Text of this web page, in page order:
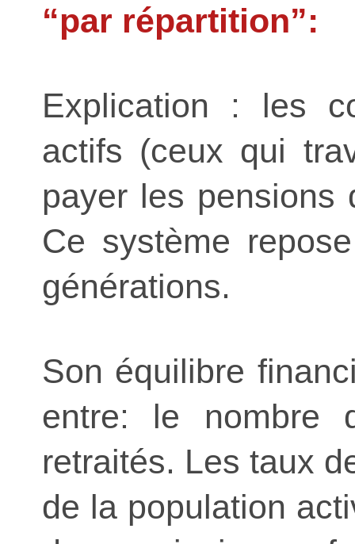
“par répartition”:
Explication : les
actifs (ceux qui
payer les pensions
Ce système
générations.
Son équilibre
entre: le nombre
retraités. Les taux
de la population